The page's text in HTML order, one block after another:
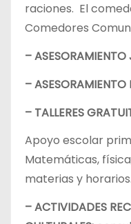
raciones. El
Comedores
–
– ASESORAMIENTO
– TALLERES
Apoyo escolar
Matemáticas,
materias y
– ACTIVIDADES